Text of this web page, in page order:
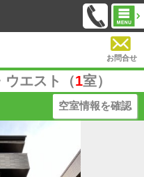
お問合せ
ウエスト（1室）
空室情報を確認